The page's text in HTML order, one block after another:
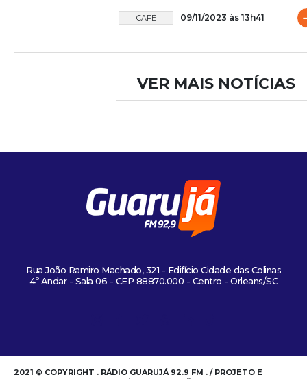
CAFÉ 09/11/2023 às 13h41
VER MAIS NOTÍCIAS
Rua João Ramiro Machado, 321 - Edifício Cidade das Colinas
4º Andar - Sala 06 - CEP 88870.000 - Centro - Orleans/SC
2021 © COPYRIGHT . RÁDIO GUARUJÁ 92.9 FM . / PROJETO E